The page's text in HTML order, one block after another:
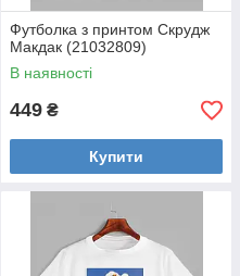
Футболка з принтом Скрудж
Макдак (21032809)
В наявності
449 ₴
Купити